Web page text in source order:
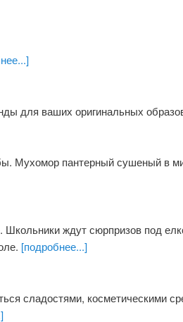
для ваших оригинальных
Мухомор пантерный сушеный в
Школьники ждут сюрпризов под
[подробнее...]
сладостями, косметическими